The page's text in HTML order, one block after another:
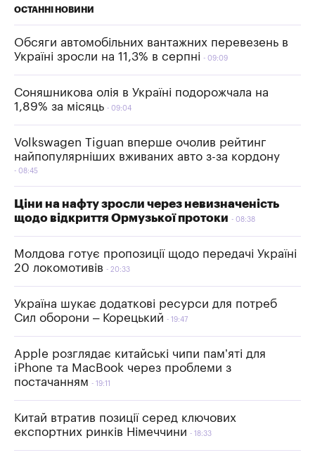
ОСТАННІ НОВИНИ
Обсяги автомобільних вантажних перевезень в
Україні зросли на 11,3% в серпні
09:09
Соняшникова олія в Україні подорожчала на
1,89% за місяць
09:04
Volkswagen Tiguan вперше очолив рейтинг
найпопулярніших вживаних авто з-за кордону
08:45
Ціни на нафту зросли через невизначеність
щодо відкриття Ормузької протоки
08:38
Молдова готує пропозиції щодо передачі Україні
20 локомотивів
20:33
Україна шукає додаткові ресурси для потреб
Сил оборони – Корецький
19:47
Apple розглядає китайські чипи пам’яті для
iPhone та MacBook через проблеми з
постачанням
19:11
Китай втратив позиції серед ключових
експортних ринків Німеччини
18:33